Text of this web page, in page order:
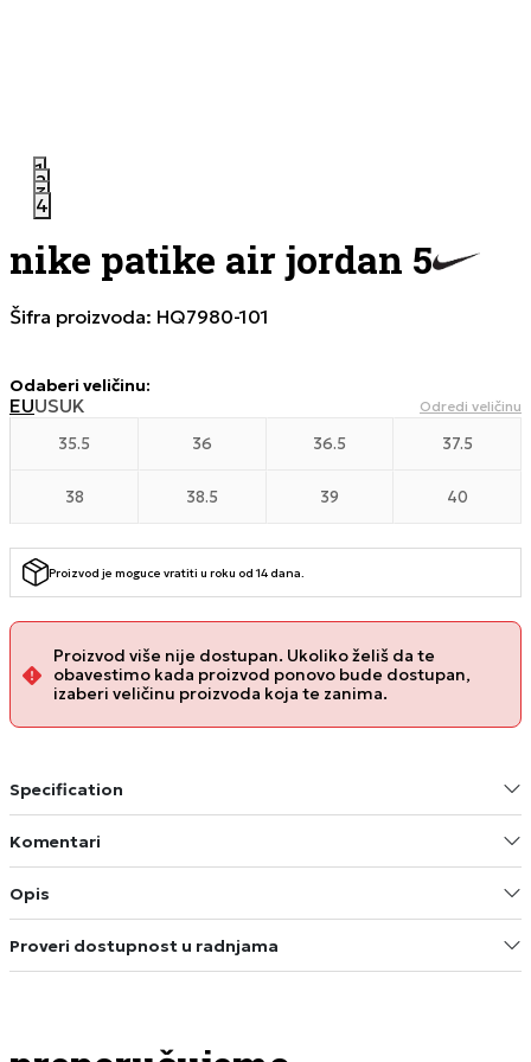
1
2
3
4
nike patike air jordan 5
Šifra proizvoda: HQ7980-101
Odaberi veličinu:
EUUSUK Odredi veličinu
35.5 36 36.5 37.5
38 38.5 39 40
Proizvod je moguce vratiti u roku od 14 dana.
Proizvod više nije dostupan. Ukoliko želiš da te
obavestimo kada proizvod ponovo bude dostupan,
izaberi veličinu proizvoda koja te zanima.
Specification
Komentari
Opis
Proveri dostupnost u radnjama